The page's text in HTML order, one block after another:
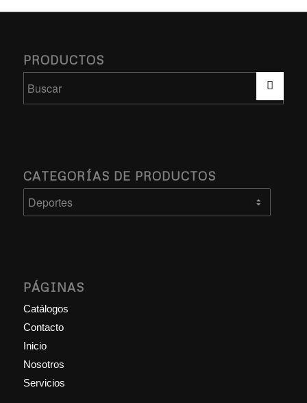
PRODUCTOS
CATEGORÍAS DE PRODUCTOS
PÁGINAS
Catálogos
Contacto
Inicio
Nosotros
Servicios